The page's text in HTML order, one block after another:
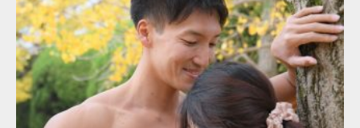
Update: 2021.07.8
Category:公園のマッチョ その他 AKIHITO(細マッチョ) 大胸筋 肩 腹
筋
ダウンロード